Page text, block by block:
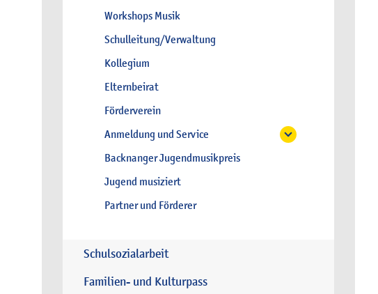
Workshops Musik
Schulleitung/Verwaltung
Kollegium
Elternbeirat
Förderverein
Anmeldung und Service
Backnanger Jugendmusikpreis
Jugend musiziert
Partner und Förderer
Schulsozialarbeit
Familien- und Kulturpass